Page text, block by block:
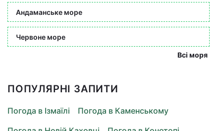
Андаманське море
Червоне море
Всі моря
ПОПУЛЯРНІ ЗАПИТИ
Погода в Ізмаїлі
Погода в Каменському